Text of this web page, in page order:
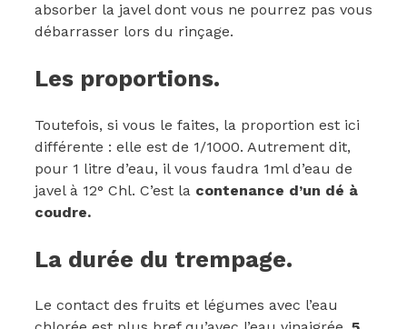
absorber la javel dont vous ne pourrez pas vous
débarrasser lors du rinçage.
Les proportions.
Toutefois, si vous le faites, la proportion est ici
différente : elle est de 1/1000. Autrement dit,
pour 1 litre d’eau, il vous faudra 1ml d’eau de
javel à 12° Chl. C’est la contenance d’un dé à
coudre.
La durée du trempage.
Le contact des fruits et légumes avec l’eau